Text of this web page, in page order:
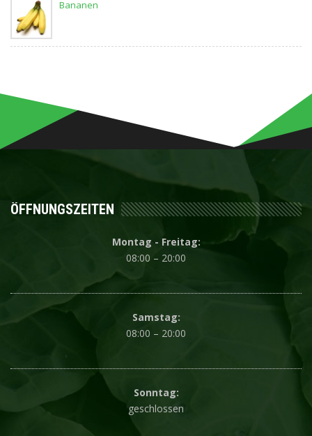
Bananen
ÖFFNUNGSZEITEN
Montag - Freitag:
08:00 – 20:00
Samstag:
08:00 – 20:00
Sonntag:
geschlossen